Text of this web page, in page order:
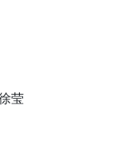
莹